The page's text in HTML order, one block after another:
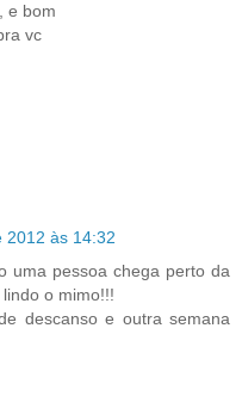
e bom
vc
2012 às 14:32
uma pessoa chega perto da
o mimo!!!
descanso e outra semana